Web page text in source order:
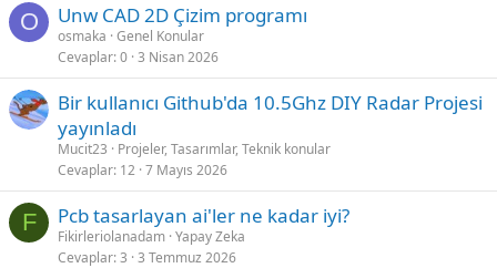
O Unw CAD 2D Çizim programı
osmaka Genel Konular
Cevaplar 0 3 Nisan 2026
Bir kullanıcı Github'da 10.5Ghz DIY Radar Projesi
yayınladı
Mucit23
Projeler, Tasarımlar, Teknik konular
Cevaplar 12 7 Mayıs 2026
F Pcb tasarlayan ai'ler ne kadar iyi?
Fikirleriolanadam Yapay Zeka
Cevaplar 3 3 Temmuz 2026